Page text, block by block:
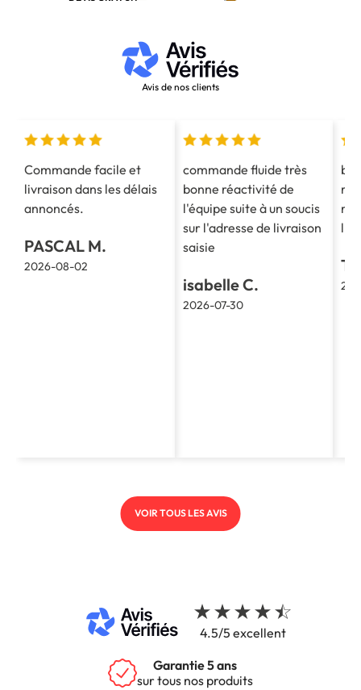
Avis de nos clients
Commande facile et
livraison dans les délais
annoncés.
PASCAL M.
2026-08-02
commande fluide très
bonne réactivité de
l'équipe suite à un soucis
sur l'adresse de livraison
saisie
isabelle C.
2026-07-30
VOIR TOUS LES AVIS
4.5/5 excellent
Garantie 5 ans
sur tous nos produits